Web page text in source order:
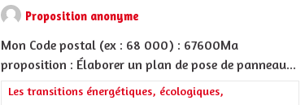
Proposition anonyme
Mon Code postal (ex : 68 000) : 67600Ma
proposition : Élaborer un plan de pose de panneau...
Filtrer les résultats de la catégorie : Les transitions
Les transitions énergétiques, écologiques,